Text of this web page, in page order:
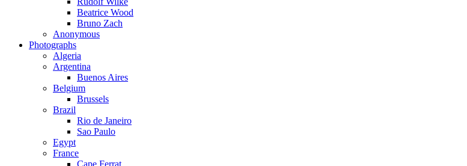
Beatrice Wood
Bruno Zach
Anonymous
Photographs
Algeria
Argentina
Buenos Aires
Belgium
Brussels
Brazil
Rio de Janeiro
Sao Paulo
Egypt
France
Cape Ferrat